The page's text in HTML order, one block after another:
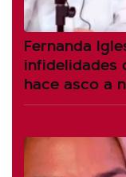
Fernanda
infidelidades
hace asco a